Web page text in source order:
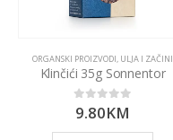
ORGANSKI PROIZVODI, ULJA I ZAČINI
Klinčići 35g Sonnentor
0out of 5
9.80KM